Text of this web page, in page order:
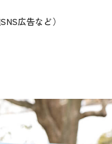
広告など）